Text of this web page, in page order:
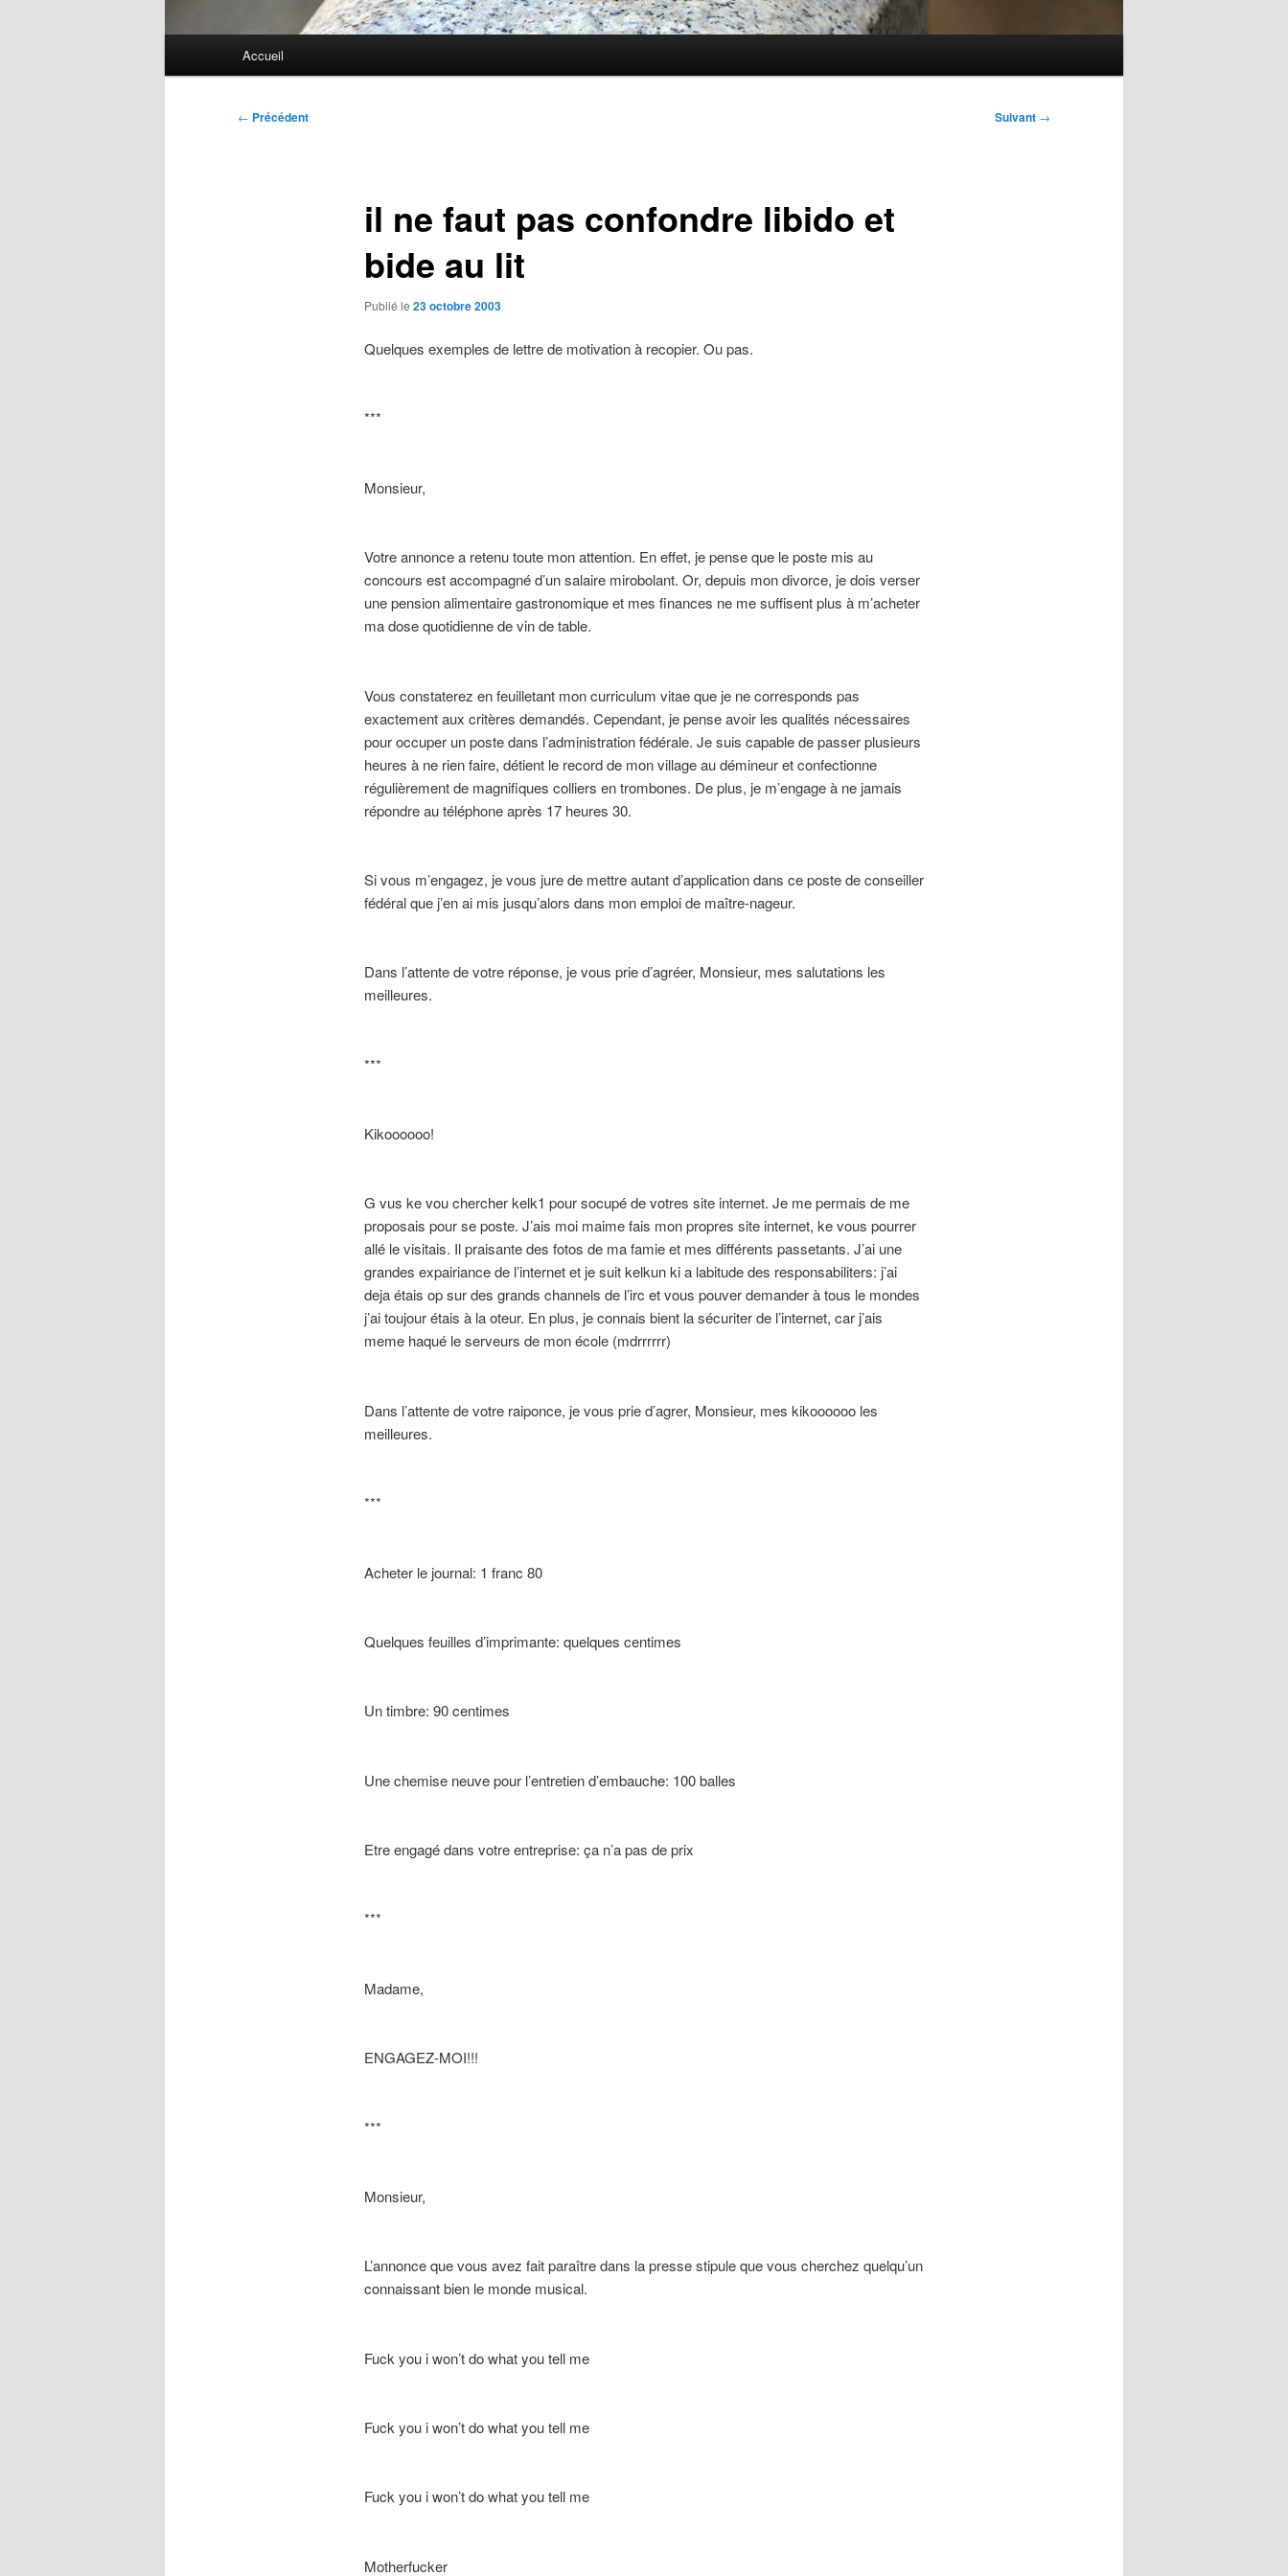
Accueil
Navigation
← Précédent Suivant →
il ne faut pas confondre libido et
bide au lit
Publié le 23 octobre 2003
Quelques exemples de lettre de motivation à recopier. Ou pas.
***
Monsieur,
Votre annonce a retenu toute mon attention. En effet, je pense que le poste mis au
concours est accompagné d’un salaire mirobolant. Or, depuis mon divorce, je dois verser
une pension alimentaire gastronomique et mes finances ne me suffisent plus à m’acheter
ma dose quotidienne de vin de table.
Vous constaterez en feuilletant mon curriculum vitae que je ne corresponds pas
exactement aux critères demandés. Cependant, je pense avoir les qualités nécessaires
pour occuper un poste dans l’administration fédérale. Je suis capable de passer plusieurs
heures à ne rien faire, détient le record de mon village au démineur et confectionne
régulièrement de magnifiques colliers en trombones. De plus, je m’engage à ne jamais
répondre au téléphone après 17 heures 30.
Si vous m’engagez, je vous jure de mettre autant d’application dans ce poste de conseiller
fédéral que j’en ai mis jusqu’alors dans mon emploi de maître-nageur.
Dans l’attente de votre réponse, je vous prie d’agréer, Monsieur, mes salutations les
meilleures.
***
Kikoooooo!
G vus ke vou chercher kelk1 pour socupé de votres site internet. Je me permais de me
proposais pour se poste. J’ais moi maime fais mon propres site internet, ke vous pourrer
allé le visitais. Il praisante des fotos de ma famie et mes différents passetants. J’ai une
grandes expairiance de l’internet et je suit kelkun ki a labitude des responsabiliters: j’ai
deja étais op sur des grands channels de l’irc et vous pouver demander à tous le mondes
j’ai toujour étais à la oteur. En plus, je connais bient la sécuriter de l’internet, car j’ais
meme haqué le serveurs de mon école (mdrrrrrr)
Dans l’attente de votre raiponce, je vous prie d’agrer, Monsieur, mes kikoooooo les
meilleures.
***
Acheter le journal: 1 franc 80
Quelques feuilles d’imprimante: quelques centimes
Un timbre: 90 centimes
Une chemise neuve pour l’entretien d’embauche: 100 balles
Etre engagé dans votre entreprise: ça n’a pas de prix
***
Madame,
ENGAGEZ-MOI!!!
***
Monsieur,
L’annonce que vous avez fait paraître dans la presse stipule que vous cherchez quelqu’un
connaissant bien le monde musical.
Fuck you i won’t do what you tell me
Fuck you i won’t do what you tell me
Fuck you i won’t do what you tell me
Motherfucker